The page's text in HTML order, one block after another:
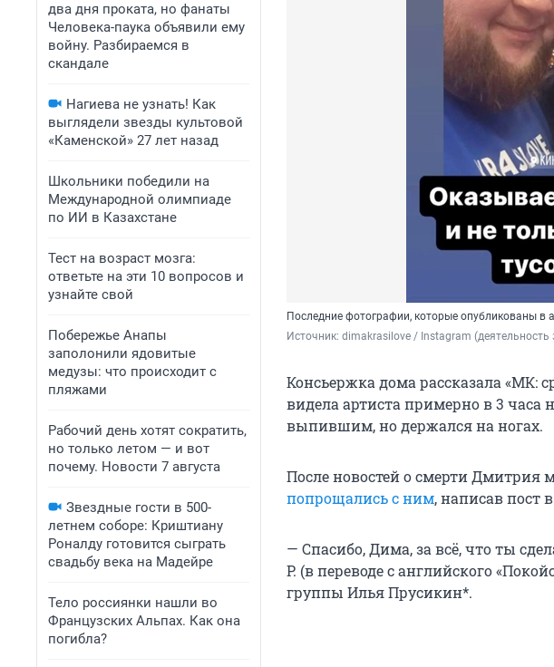
два дня проката, но фанаты
Человека-паука объявили ему
войну. Разбираемся в
скандале
Нагиева не узнать! Как
выглядели звезды культовой
«Каменской» 27 лет назад
Школьники победили на
Международной олимпиаде
по ИИ в Казахстане
Тест на возраст мозга:
ответьте на эти 10 вопросов и
узнайте свой
Побережье Анапы
заполонили ядовитые
медузы: что происходит с
пляжами
Рабочий день хотят сократить,
но только летом — и вот
почему. Новости 7 августа
Звездные гости в 500-
летнем соборе: Криштиану
Роналду готовится сыграть
свадьбу века на Мадейре
Тело россиянки нашли во
Французских Альпах. Как она
погибла?
Последние фотографии, которые опубликованы в
Источник: dimakrasilove / Instagram
Консьержка дома рассказала «МК:
видела артиста примерно в 3
выпившим, но держался на ногах.
После новостей о смерти Дмитрия
попрощались с ним, написав пост
— Спасибо, Дима, за всё, что ты
P. (в переводе с английского
группы Илья Прусикин*.